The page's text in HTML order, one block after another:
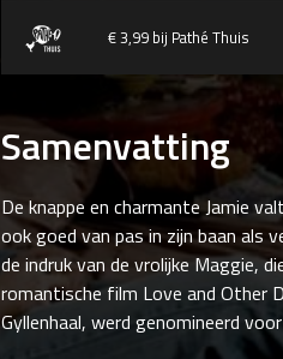
€ 3,99 bij Pathé Thuis
Samenvatting
De knappe en charmante Jamie
ook goed van pas in zijn baan als
de indruk van de vrolijke Maggie,
romantische film Love and Other
Gyllenhaal, werd genomineerd